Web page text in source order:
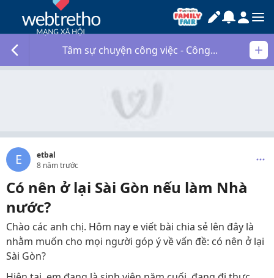
Tâm sự chuyện công việc - Công...
E
etbal
8 năm trước
Có nên ở lại Sài Gòn nếu làm Nhà
nước?
Chào các anh chị. Hôm nay e viết bài chia sẻ lên đây là
nhằm muốn cho mọi người góp ý về vấn đề: có nên ở lại
Sài Gòn?